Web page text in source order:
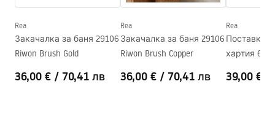
24 месеца
Warranty_Terms_and_Conditions_Accessories_-_24.pdf
Rea
Закачалка за баня 29106
Riwon Brush Gold
36,00 € / 70,41 лв
Rea
Закачалка за баня 29106
Riwon Brush Copper
36,00 € / 70,41 лв
Rea
Поставка
хартия
39,00 €